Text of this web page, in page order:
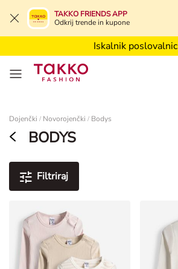
TAKKO FRIENDS APP
Odkrij trende in kuponeIskalnik poslovalnic
Iskalnik poslovalnic
Dojenčki / Novorojenčki / Bodys
BODYS
Filtriraj